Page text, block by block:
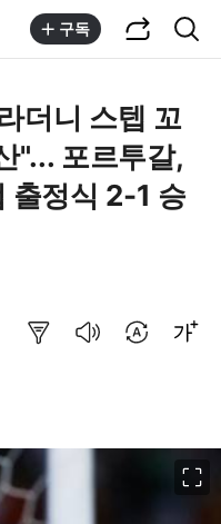
구독
더니 스텝 꼬
"... 포르투갈,
출정식 2-1 승